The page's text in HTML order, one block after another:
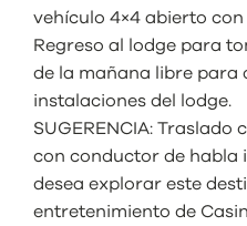
vehículo 4×4 abierto
Regreso al lodge para
de la mañana libre para
instalaciones del lodge.
SUGERENCIA: Traslado
con conductor de habla
desea explorar este
entretenimiento de